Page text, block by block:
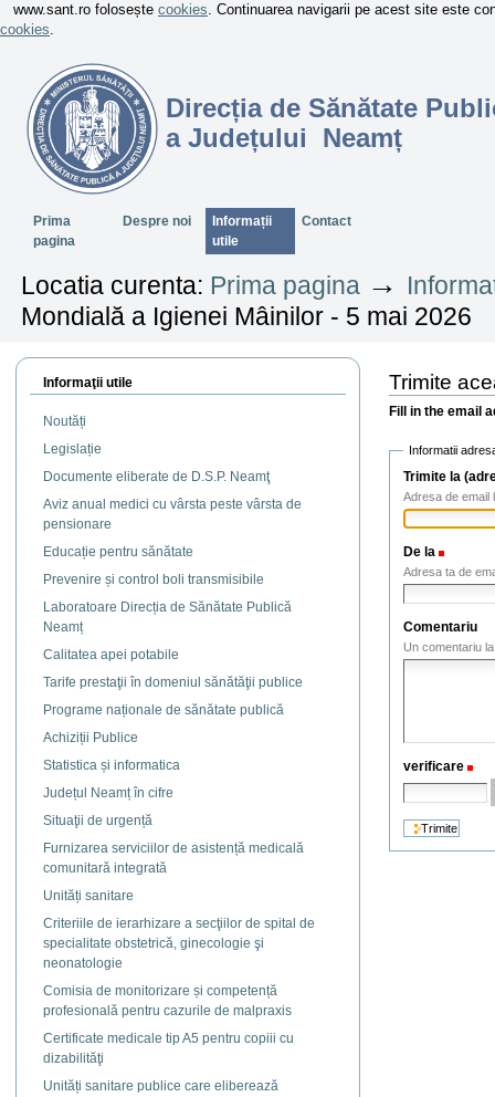
www.sant.ro folosește cookies. Continuarea navigarii pe acest site este
cookies.
Direcția de Sănătate
a Județului Neamț
SectiuniPrima
pagina
Despre noi
Informații
utile
Contact
Locatia curenta: Prima pagina →
Mondială a Igienei Mâinilor - 5 mai 2026
Informaţii utile
Noutăți
Legislație
Documente eliberate de D.S.P. Neamţ
Aviz anual medici cu vârsta peste vârsta de
pensionare
Educație pentru sănătate
Prevenire și control boli transmisibile
Laboratoare Direcția de Sănătate Publică
Neamț
Calitatea apei potabile
Tarife prestaţii în domeniul sănătăţii publice
Programe naționale de sănătate publică
Achiziții Publice
Statistica și informatica
Județul Neamț în cifre
Situaţii de urgență
Furnizarea serviciilor de asistență medicală
comunitară integrată
Unități sanitare
Criteriile de ierarhizare a secţiilor de spital de
specialitate obstetrică, ginecologie şi
neonatologie
Comisia de monitorizare și competență
profesională pentru cazurile de malpraxis
Certificate medicale tip A5 pentru copiii cu
dizabilităţi
Unități sanitare publice care eliberează
Trimite
Fill in the email
Informatii
Trimite la
Adresa de email
De la
Adresa ta de
Comentariu
Un comentariu
verificare